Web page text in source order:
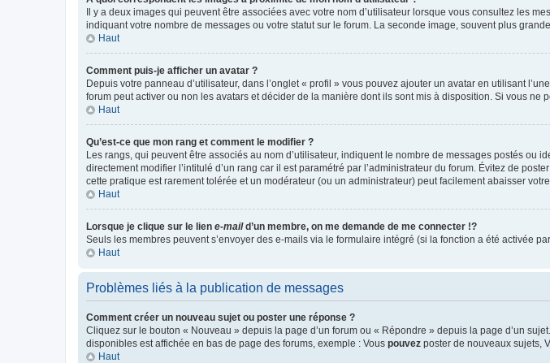
Il y a deux images qui peuvent être associées avec votre nom d’utilisateur lorsque vous consultez les
indiquant votre nombre de messages ou votre statut sur le forum. La seconde image, souvent plus
Haut
Comment puis-je afficher un avatar ?
Depuis votre panneau d’utilisateur, dans l’onglet « profil » vous pouvez ajouter un avatar en utilisant
forum peut activer ou non les avatars et décider de la manière dont ils sont mis à disposition. Si vous ne
Haut
Qu’est-ce que mon rang et comment le modifier ?
Les rangs, qui peuvent être associés au nom d’utilisateur, indiquent le nombre de messages postés
directement modifier l’intitulé d’un rang car il est paramétré par l’administrateur du forum. Évitez de
cette pratique est rarement tolérée et un modérateur (ou un administrateur) peut facilement abaisser
Haut
Lorsque je clique sur le lien e-maild’un membre, on me demande de me connecter !?
Seuls les membres peuvent s’envoyer des e-mails via le formulaire intégré (si la fonction a été activée
Haut
Problèmes liés à la publication de messages
Comment créer un nouveau sujet ou poster une réponse ?
Cliquez sur le bouton « Nouveau » depuis la page d’un forum ou « Répondre » depuis la page d’un
disponibles est affichée en bas de page des forums, exemple : Vous pouvez poster de nouveaux sujets,
Haut